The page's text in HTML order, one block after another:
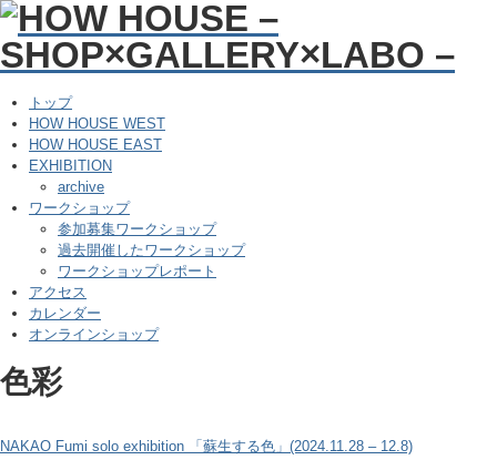
トップ
HOW HOUSE WEST
HOW HOUSE EAST
EXHIBITION
archive
ワークショップ
参加募集ワークショップ
過去開催したワークショップ
ワークショップレポート
アクセス
カレンダー
オンラインショップ
色彩
NAKAO Fumi solo exhibition 「蘇生する色」(2024.11.28 – 12.8)